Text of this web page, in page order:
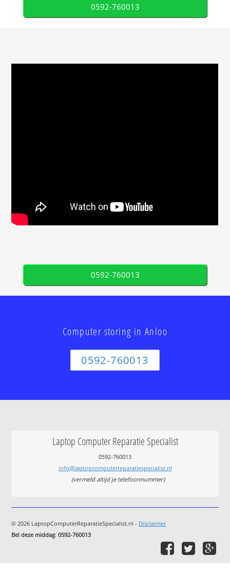
0592-760013
0592-760013
Computer storing in Anloo
0592-760013
Laptop Computer Reparatie Specialist
0592-760013
info@laptopcomputerreparatiespecialist.nl
(vermeld altijd je telefoonnummer)
© 2026 LaptopComputerReparatieSpecialist.nl - Disclaimer
Bel deze middag:0592-760013